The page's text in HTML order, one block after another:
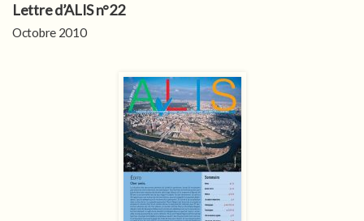
Lettre d’ALIS n°22
Octobre 2010